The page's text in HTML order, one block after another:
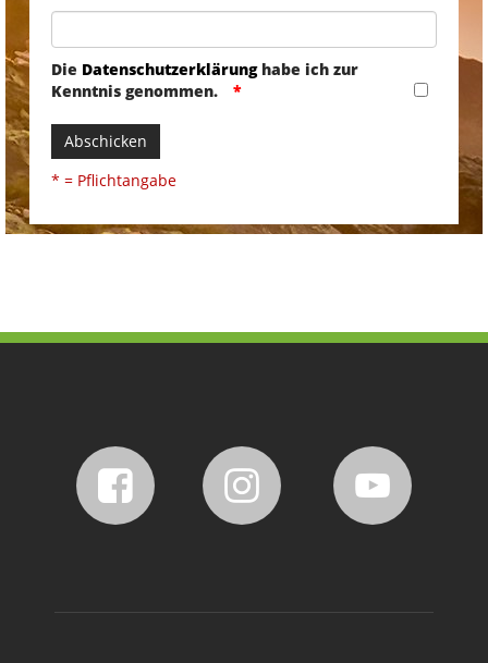
Die Datenschutzerklärunghabe ich zur
Kenntnis genommen.
Abschicken
* = Pflichtangabe